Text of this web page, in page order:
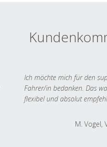
Ich möchte mich für den
Fahrer/in bedanken. Das
flexibel und absolut
M. Vogel,